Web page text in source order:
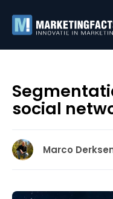
social
Marco